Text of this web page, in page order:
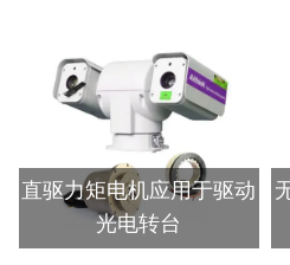
直驱力矩电机应用于驱动
光电转台